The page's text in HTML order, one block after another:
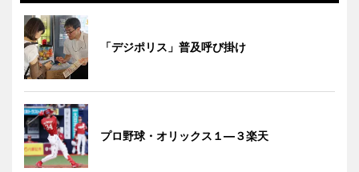
「デジポリス」普及呼び掛け
プロ野球・オリックス１―３楽天